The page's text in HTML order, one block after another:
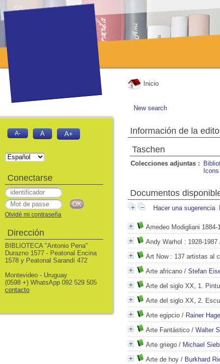
Inicio
New search
Información de la
Taschen
Colecciones adjuntas :
Icons
Documentos
Hacer una sugerencia
Amedeo Modigliani 1884-
Andy Warhol : 1928-1987
Art Now: 137 artistas al
Arte africano / Stefan
Arte del siglo XX, 1.
Arte del siglo XX, 2.
Arte egipcio / Rainer
Arte Fantástico / Walter
Arte griego / Michael
Arte de hoy / Burkhard
A- A A+
Conectarse
Olvidé mi contraseña
Dirección
BIBLIOTECA "Antonio Pena"
Durazno 1577 - Peatonal Encina
1578 y Peatonal Sarandí 472
Montevideo - Uruguay
(0598 +) WhatsApp 092 529 505
contacto